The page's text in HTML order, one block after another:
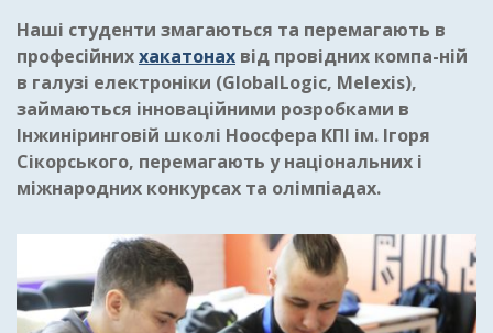
Наші студенти змагаються та перемагають в
професійниххакатонах від провідних компа-ній
в галузі електроніки (GlobalLogic, Melexis),
займаються інноваційними розробками в
Інжиніринговій школі Ноосфера КПІ ім. Ігоря
Сікорського, перемагають у національних і
міжнародних конкурсах та олімпіадах.